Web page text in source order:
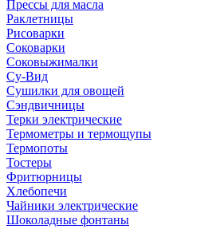
Прессы для масла
Раклетницы
Рисоварки
Соковарки
Соковыжималки
Су-Вид
Сушилки для овощей
Сэндвичницы
Терки электрические
Термометры и термощупы
Термопоты
Тостеры
Фритюрницы
Хлебопечи
Чайники электрические
Шоколадные фонтаны